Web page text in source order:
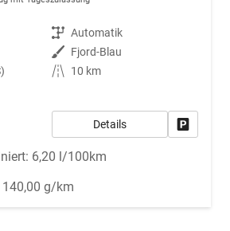
Getriebe Automatik
Außenfarbe Fjord-Blau
Kilometerstand
10 km
Details
6,20 l/100km
140,00 g/km